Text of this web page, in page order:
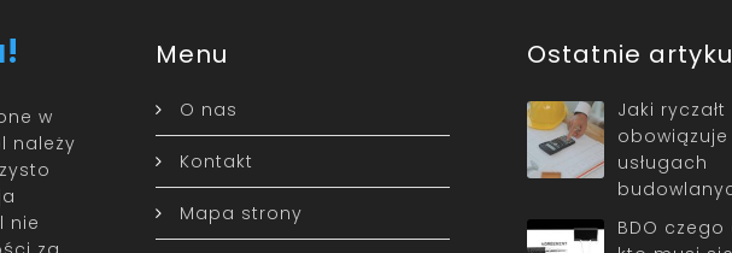
w
należy
nie
Menu
O nas
Kontakt
Mapa strony
Ostatnie
Jaki ryczałt
obowiązuje
usługach
BDO